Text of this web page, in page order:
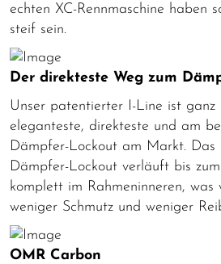
echten XC-Rennmaschine haben
steif sein.
Der direkteste Weg zum
Unser patentierter I-Line ist ganz
eleganteste, direkteste und am
Dämpfer-Lockout am Markt.
Dämpfer-Lockout verläuft bis
komplett im Rahmeninneren, was
weniger Schmutz und weniger
OMR Carbon